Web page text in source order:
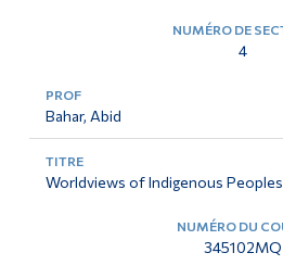
4
Bahar, Abid
Worldviews of Indigenous Peoples
345102MQ